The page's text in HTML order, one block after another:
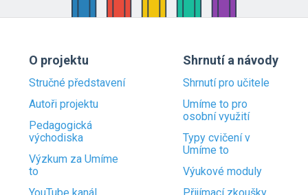
O projektu
Stručné představení
Autoři projektu
Pedagogická
východiska
Výzkum za Umíme
to
Shrnutí a návody
Shrnutí pro učitele
Umíme to pro
osobní využití
Typy cvičení v
Umíme to
Výukové moduly